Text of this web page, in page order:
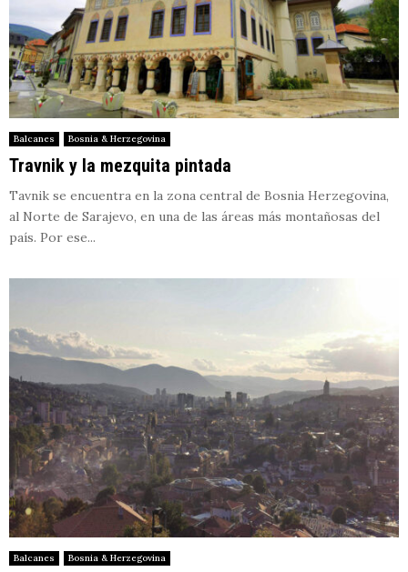
Balcanes Bosnia & Herzegovina
Travnik y la mezquita pintada
Tavnik se encuentra en la zona central de Bosnia Herzegovina,
al Norte de Sarajevo, en una de las áreas más montañosas del
país. Por ese...
Balcanes Bosnia & Herzegovina